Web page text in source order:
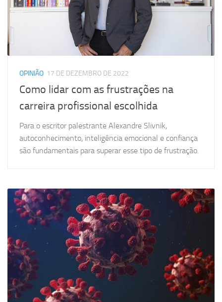
OPINIÃO 17 DE DEZEMBRO DE 2022
Como lidar com as frustrações na
carreira profissional escolhida
Para o escritor palestrante Alexandre Slivnik,
autoconhecimento, inteligência emocional e confiança
são fundamentais para superar esse tipo de frustração.